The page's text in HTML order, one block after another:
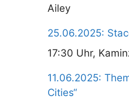
Ailey
25.06.2025:
17:30 Uhr,
11.06.2025:
Cities“